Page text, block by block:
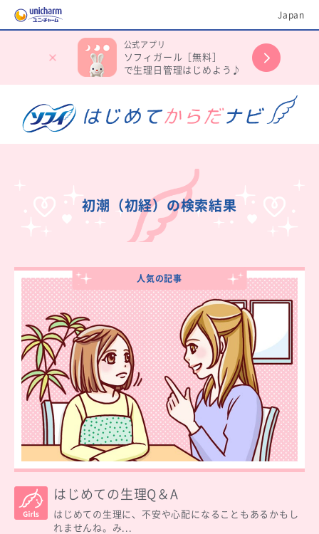
Japan
公式アプリ
ソフィガール［無料］
で生理日管理はじめよう♪
初潮（初経）の検索結果
人気の記事
はじめての生理Q＆A
はじめての生理に、不安や心配になることもあるかもし
れませんね。み...